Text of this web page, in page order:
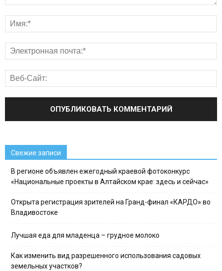
Свежие записи
В регионе объявлен ежегодный краевой фотоконкурс
«Национальные проекты в Алтайском крае: здесь и сейчас»
Открыта регистрация зрителей на Гранд-финал «КАРДО» во
Владивостоке
Лучшая еда для младенца – грудное молоко
Как изменить вид разрешенного использования садовых
земельных участков?